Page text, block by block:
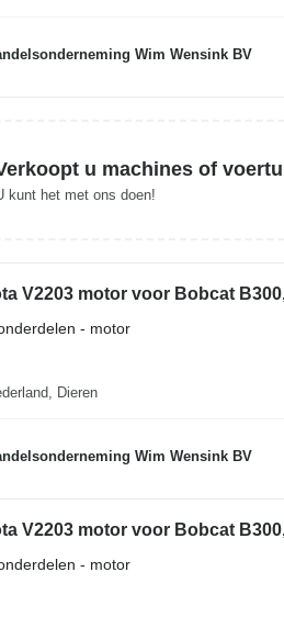
Wim Wensink BV
u machines of
kunt het met ons doen!
V2203 motor voor Bobcat
- motor
Dieren
Wim Wensink BV
V2203 motor voor Bobcat
- motor